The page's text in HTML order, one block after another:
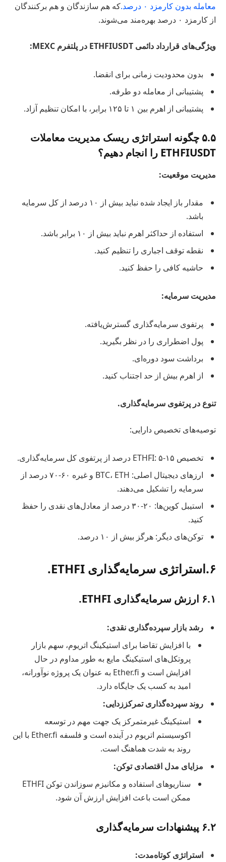
معامله بدون کارمزد ۰ درصد.
که هم سازندگان و هم برکنندگان
از کارمزد ۰ درصد بهره‌مند می‌شوند.
ویژگی‌های قرارداد دائمی ETHFIUSDT در پلتفرم MEXC:
بدون محدودیت زمانی برای انقضا.
پشتیبانی از معامله دو طرفه.
پشتیبانی از اهرم بین ۱ تا ۱۲۵ برابر، با امکان تنظیم آزاد.
۵.۵ چگونه استراتژی ریسک مدیریت معاملات
ETHFIUSDT را انجام دهیم؟
مدیریت موقعیت:
مقدار باز ایجاد شده نباید بیش از ۱۰ درصد از کل سرمایه
باشد.
استفاده از حداکثر اهرم نباید بیش از ۱۰ برابر باشد.
نقطه توقف اجباری را تنظیم کنید.
حاشیه کافی را حفظ کنید.
مدیریت سرمایه:
پرتفوی سرمایه‌گذاری گسترش‌یافته.
پول اضطراری را در نظر بگیرید.
برداشت سود دوره‌ای.
از اهرم بیش از حد اجتناب کنید.
تنوع در پرتفوی سرمایه‌گذاری.
توصیه‌های تخصیص دارایی:
تخصیص ETHFI: ۵-۱۵ درصد از پرتفوی کل سرمایه‌گذاری.
ارزهای دیجیتال اصلی: BTC، ETH و غیره ۶۰-۷۰ درصد از
سرمایه را تشکیل می‌دهند.
استیبل کوین‌ها: ۲۰-۳۰ درصد از معادل‌های نقدی را حفظ
کنید.
توکن‌های دیگر: هرگز بیش از ۱۰ درصد.
۶.استراتژی سرمایه‌گذاری ETHFI.
۶.۱ ارزش سرمایه‌گذاری ETHFI.
رشد بازار سپرده‌گذاری نقدی:
با افزایش تقاضا برای استیکینگ اتریوم، سهم بازار
پروتکل‌های استیکینگ مایع به طور مداوم در حال
افزایش است و Ether.fi به عنوان یک پروژه نوآورانه،
امید به کسب یک جایگاه دارد.
روند سپرده‌گذاری تمرکززدایی:
استیکینگ غیرمتمرکز یک جهت مهم در توسعه
اکوسیستم اتریوم در آینده است و فلسفه Ether.fi با این
روند به شدت هماهنگ است.
مزایای مدل اقتصادی توکن:
سناریوهای استفاده و مکانیزم سوزاندن توکن ETHFI
ممکن است باعث افزایش ارزش آن شود.
۶.۲ پیشنهادات سرمایه‌گذاری
استراتژی کوتاه‌مدت: